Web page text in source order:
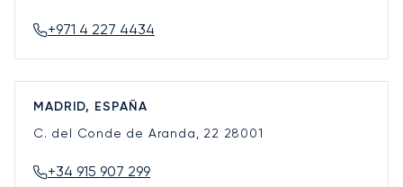
+971 4 227 4434
MADRID, ESPAÑA
C. del Conde de Aranda, 22 28001
+34 915 907 299